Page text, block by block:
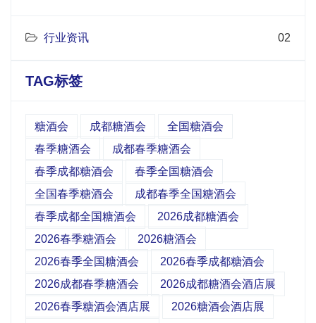
行业资讯 02
TAG标签
糖酒会 成都糖酒会
全国糖酒会
春季糖酒会
成都春季糖酒会
春季成都糖酒会
春季全国糖酒会
全国春季糖酒会
成都春季全国糖酒会
春季成都全国糖酒会
2026成都糖酒会
2026春季糖酒会
2026糖酒会
2026春季全国糖酒会
2026春季成都糖酒会
2026成都春季糖酒会
2026成都糖酒会酒店展
2026春季糖酒会酒店展
2026糖酒会酒店展